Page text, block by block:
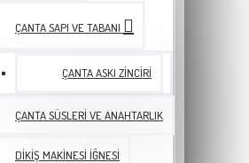
ÇANTA SAPI VE TABANI
ÇANTA ASKI ZINCIRI
ÇANTA SÜSLERI VE ANAHTARLIK
DIKIŞ MAKINESI İĞNESI